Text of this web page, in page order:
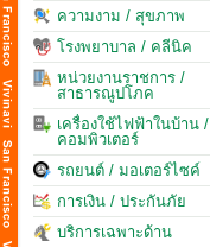
ความงาม / สุขภาพ
โรงพยาบาล / คลีนิค
หน่วยงานราชการ /
สาธารณูปโภค
เครื่องใช้ไฟฟ้าในบ้าน /
คอมพิวเตอร์
รถยนต์ / มอเตอร์ไซค์
การเงิน / ประกันภัย
บริการเฉพาะด้าน